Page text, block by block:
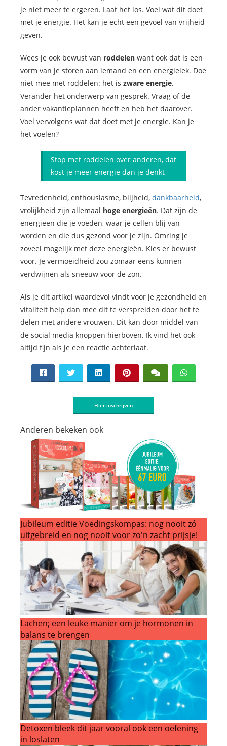
je niet meer te ergeren. Laat het los. Voel wat dit doet
met je energie. Het kan je echt een gevoel van vrijheid
geven.
Wees je ook bewust van roddelen want ook dat is een
vorm van je storen aan iemand en een energielek. Doe
niet mee met roddelen: het is zware energie.
Verander het onderwerp van gesprek. Vraag of de
ander vakantieplannen heeft en heb het daarover.
Voel vervolgens wat dat doet met je energie. Kan je
het voelen?
Stop met roddelen over anderen, dat
kost je meer energie dan je denkt
Tevredenheid, enthousiasme, blijheid, dankbaarheid,
vrolijkheid zijn allemaal hoge energieën. Dat zijn de
energieën die je voeden, waar je cellen blij van
worden en die dus gezond voor je zijn. Omring je
zoveel mogelijk met deze energieën. Kies er bewust
voor. Je vermoeidheid zou zomaar eens kunnen
verdwijnen als sneeuw voor de zon.
Als je dit artikel waardevol vindt voor je gezondheid en
vitaliteit help dan mee dit te verspreiden door het te
delen met andere vrouwen. Dit kan door middel van
de social media knoppen hierboven. Ik vind het ook
altijd fijn als je een reactie achterlaat.
Hier inschrijven
Anderen bekeken ook
Jubileum editie Voedingskompas: nog nooit zó
uitgebreid en nog nooit voor zo'n zacht prijsje!
Lachen; een leuke manier om je hormonen in
balans te brengen
Detoxen bleek dit jaar vooral ook een oefening
in loslaten